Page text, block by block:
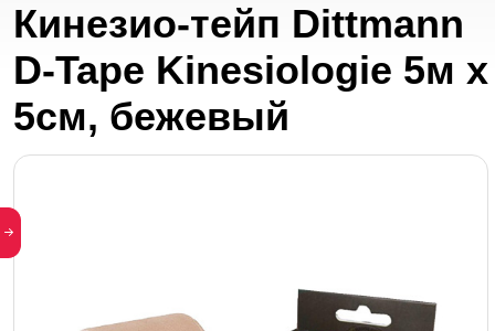
Кинезио-тейп Dittmann
D-Tape Kinesiologie 5м x
5см, бежевый